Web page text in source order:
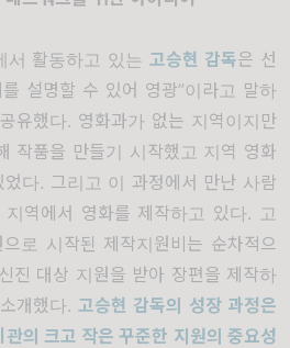
서 활동하고 있는고승현 감독은 선
설명할 수 있어 영광”이라고 말하
유했다. 영화과가 없는 지역이지만
작품을 만들기 시작했고 지역 영화
다. 그리고 이 과정에서 만난 사람
역에서 영화를 제작하고 있다. 고
로 시작된 제작지원비는 순차적으
진 대상 지원을 받아 장편을 제작하
개했다.고승현 감독의 성장 과정은
의 크고 작은 꾸준한 지원의 중요성